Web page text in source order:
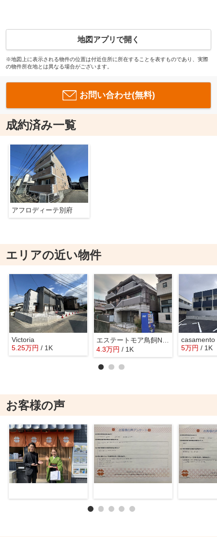
地図アプリで開く
※地図上に表示される物件の位置は付近住所に所在することを表すものであり、実際
の物件所在地とは異なる場合がございます。
お問い合わせ(無料)
成約済み一覧
アフロディーテ別府
エリアの近い物件
Victoria
5.25万円 / 1K
4.3万円 / 1K
casamento
5万円 / 1K
お客様の声